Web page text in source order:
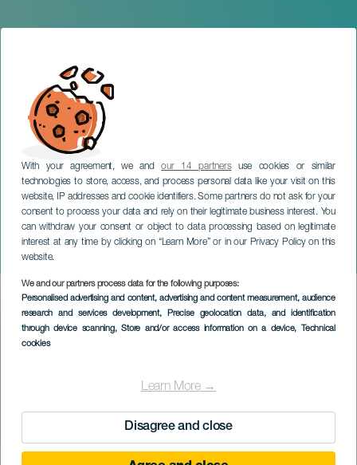
With your agreement, we andour 14 partnersuse cookies or similar
technologies to store, access, and process personal data like your visit on this
website, IP addresses and cookie identifiers. Some partners do not ask for your
consent to process your data and rely on their legitimate business interest. You
can withdraw your consent or object to data processing based on legitimate
interest at any time by clicking on “Learn More” or in our Privacy Policy on this
website.
We and our partners process data for the following purposes:
Personalised advertising and content, advertising and content measurement, audience
research and services development, Precise geolocation data, and identification
through device scanning, Store and/or access information on a device, Technical
cookies
Learn More →
Disagree and close
Cajón Desastre, Adri &
Rod
TENERIFE
Imagen
Listado